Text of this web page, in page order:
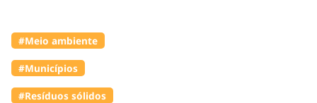
#Meio ambiente
#Municípios
#Resíduos sólidos